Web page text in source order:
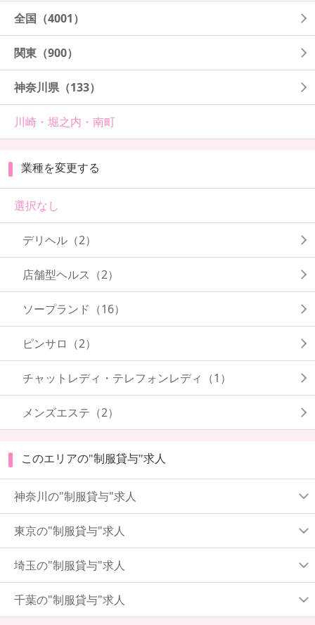
全国 （4001）
関東 （900）
神奈川県（133）
川崎・堀之内・南町
業種を変更する
選択なし
デリヘル（2）
店舗型ヘルス（2）
ソープランド（16）
ピンサロ（2）
チャットレディ・テレフォンレディ（1）
メンズエステ（2）
このエリアの"制服貸与"求人
神奈川の"制服貸与"求人
東京の"制服貸与"求人
埼玉の"制服貸与"求人
千葉の"制服貸与"求人